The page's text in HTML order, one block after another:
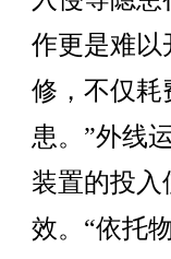
作更是难以
修，不仅耗
患。”外线
装置的投入
效。“依托